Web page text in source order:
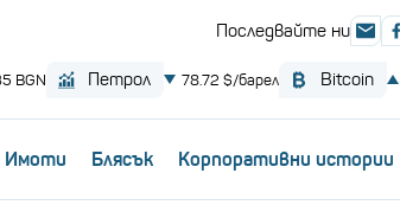
Имоти Блясък Корпоративни истории